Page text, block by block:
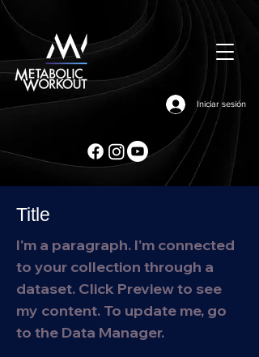
Iniciar sesión
Title
I'm a paragraph. I'm connected
to your collection through a
dataset. Click Preview to see
my content. To update me, go
to the Data Manager.